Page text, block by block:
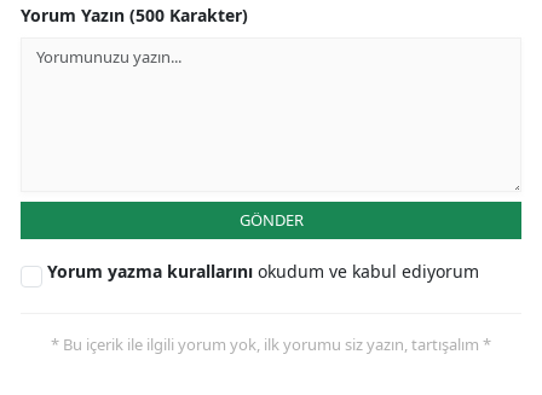
Yorum Yazın (500 Karakter)
GÖNDER
Yorum yazma kurallarını okudum ve kabul ediyorum
* Bu içerik ile ilgili yorum yok, ilk yorumu siz yazın, tartışalım *